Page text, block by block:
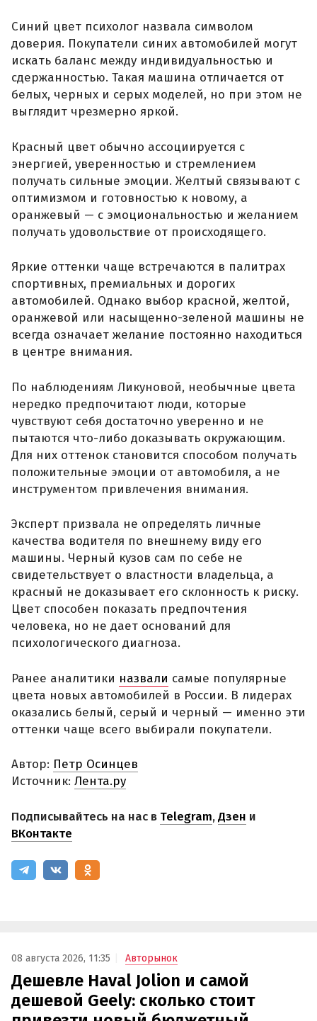
Синий цвет психолог назвала символом
доверия. Покупатели синих автомобилей могут
искать баланс между индивидуальностью и
сдержанностью. Такая машина отличается от
белых, черных и серых моделей, но при этом не
выглядит чрезмерно яркой.
Красный цвет обычно ассоциируется с
энергией, уверенностью и стремлением
получать сильные эмоции. Желтый связывают с
оптимизмом и готовностью к новому, а
оранжевый — с эмоциональностью и желанием
получать удовольствие от происходящего.
Яркие оттенки чаще встречаются в палитрах
спортивных, премиальных и дорогих
автомобилей. Однако выбор красной, желтой,
оранжевой или насыщенно-зеленой машины не
всегда означает желание постоянно находиться
в центре внимания.
По наблюдениям Ликуновой, необычные цвета
нередко предпочитают люди, которые
чувствуют себя достаточно уверенно и не
пытаются что-либо доказывать окружающим.
Для них оттенок становится способом получать
положительные эмоции от автомобиля, а не
инструментом привлечения внимания.
Эксперт призвала не определять личные
качества водителя по внешнему виду его
машины. Черный кузов сам по себе не
свидетельствует о властности владельца, а
красный не доказывает его склонность к риску.
Цвет способен показать предпочтения
человека, но не дает оснований для
психологического диагноза.
Ранее аналитики назвали самые популярные
цвета новых автомобилей в России. В лидерах
оказались белый, серый и черный — именно эти
оттенки чаще всего выбирали покупатели.
Автор: Петр Осинцев
Источник: Лента.ру
Подписывайтесь на нас в Telegram,Дзен и
ВКонтакте
08 августа 2026, 11:35 Авторынок
Дешевле Haval Jolion и самой
дешевой Geely: сколько стоит